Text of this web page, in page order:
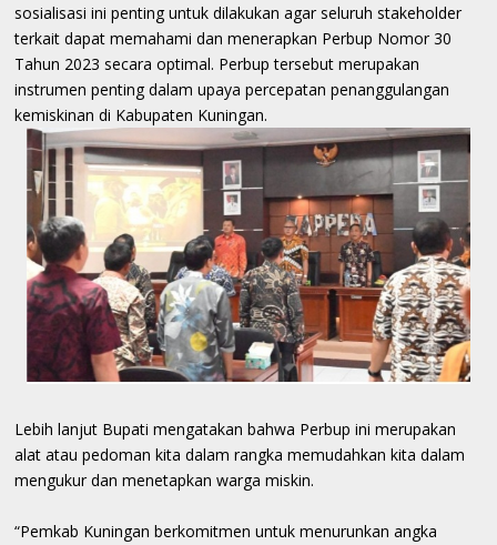
sosialisasi ini penting untuk dilakukan agar seluruh stakeholder
terkait dapat memahami dan menerapkan Perbup Nomor 30
Tahun 2023 secara optimal. Perbup tersebut merupakan
instrumen penting dalam upaya percepatan penanggulangan
kemiskinan di Kabupaten Kuningan.
Lebih lanjut Bupati mengatakan bahwa Perbup ini merupakan
alat atau pedoman kita dalam rangka memudahkan kita dalam
mengukur dan menetapkan warga miskin.
“Pemkab Kuningan berkomitmen untuk menurunkan angka